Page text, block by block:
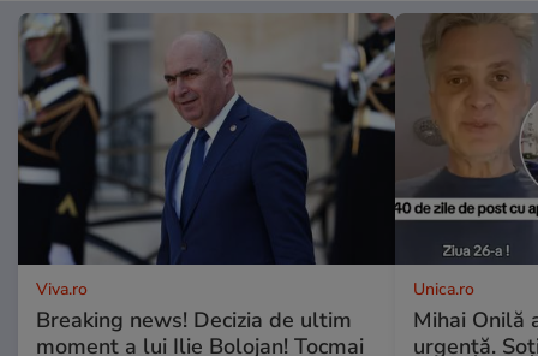
Viva.ro
Breaking news! Decizia de ultim
moment a lui Ilie Bolojan! Tocmai
Unica.ro
Mihai Onilă
urgență.